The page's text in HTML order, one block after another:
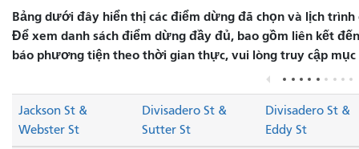
Bảng dưới đây hiển thị các điểm dừng đã chọn và lịch
Để xem danh sách điểm dừng đầy đủ, bao gồm liên kết
báo phương tiện theo thời gian thực, vui lòng truy cập mục
Jackson St &
Webster St
Divisadero St &
Sutter St
Divisadero St &
Eddy St